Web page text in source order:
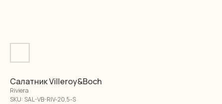
Салатник Villeroy&Boch
Riviera
SKU: SAL-VB-RIV-20,5-S